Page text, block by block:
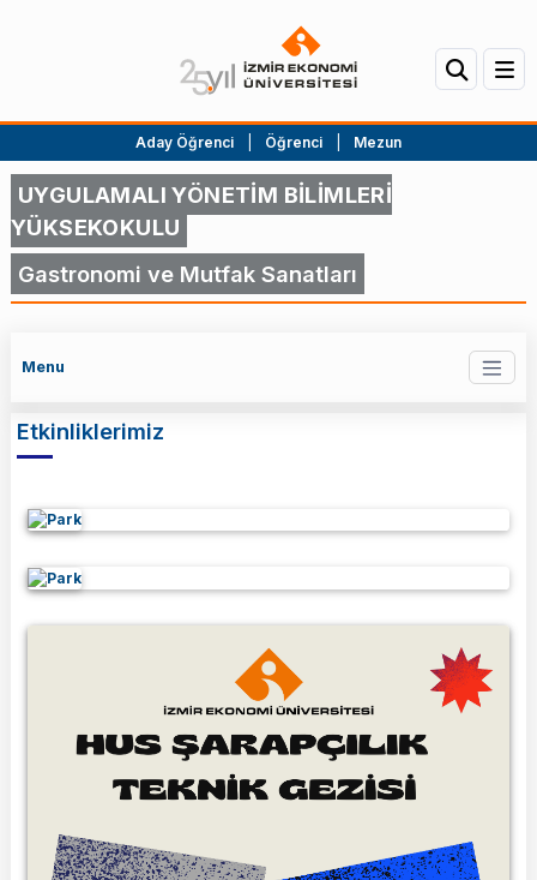
Aday Öğrenci Öğrenci Mezun
UYGULAMALI YÖNETİM BİLİMLERİ
YÜKSEKOKULU
Gastronomi ve Mutfak Sanatları
Menu
Etkinliklerimiz